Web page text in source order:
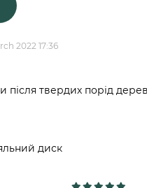
2022 17:36
після твердих порід
диск